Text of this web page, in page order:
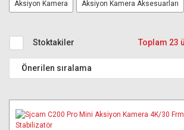
Canon R6 Mark IIIBundle Setler
Aksiyon Kamera Aksiyon Kamera Aksesuarları
Stoktakiler Toplam 23